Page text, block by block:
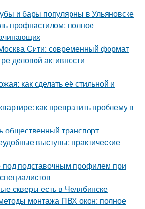
и бары популярны в Ульяновске
профнастилом: полное
Сити: современный формат
деловой активности
как сделать её стильной и
как превратить проблему в
общественный транспорт
выступы: практические
под подставочным профилем при
скверы есть в Челябинске
монтажа ПВХ окон: полное